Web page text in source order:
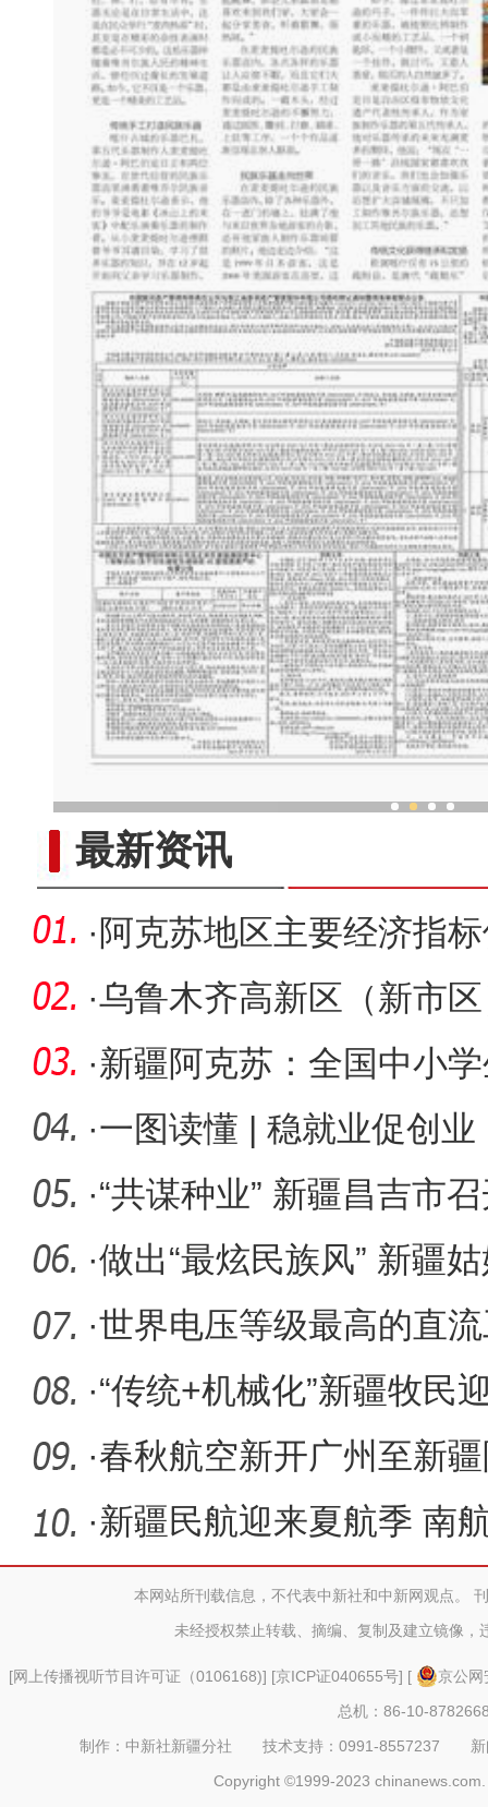
最新资讯
· 阿克苏地区主要经济指
·乌鲁木齐高新区（新市
士座谈会
·新疆阿克苏：全国中小
名师生共
·一图读懂 | 稳就业促创
综合施策
·“共谋种业” 新疆昌吉市
大会
·做出“最炫民族风” 新疆
全
·世界电压等级最高的直
2000亿千瓦
·“传统+机械化”新疆牧民
·春秋航空新开广州至新
·新疆民航迎来夏航季 南
年同期
本网站所刊载信息，不代表中新社和中新网观点。
未经授权禁止转载、摘编、复制及建立镜像，
[网上传播视听节目许可证（0106168)] [京ICP证040655号] [
京公
总机：86-10-
制作：中新社新疆分社 技术支持：0991-8557237
Copyright ©1999-2023